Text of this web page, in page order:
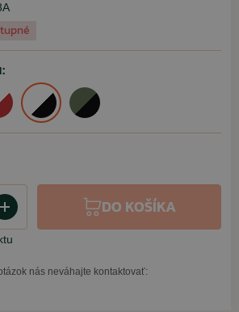
DO KOŠÍKA
nás neváhajte kontaktovať: